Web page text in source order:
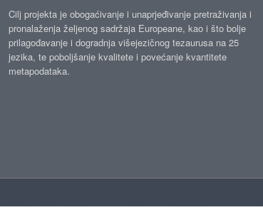
Cilj projekta je obogaćivanje i unaprjeđivanje pretraživanja i
pronalaženja željenog sadržaja Europeane, kao i što bolje
prilagođavanje i dogradnja višejezičnog tezaurusa na 25
jezika, te poboljšanje kvalitete i povećanje kvantitete
metapodataka.